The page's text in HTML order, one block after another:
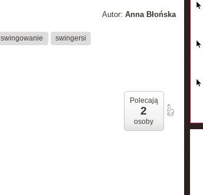
Autor: Anna Błońska
swingowanie swingersi
Polecają
2
osoby